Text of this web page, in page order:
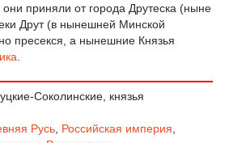
приняли от города Друтеска (ныне
Друт (в нынешней Минской
пресекся, а нынешние Князья
Соколинские, князья
Русь Российская империя